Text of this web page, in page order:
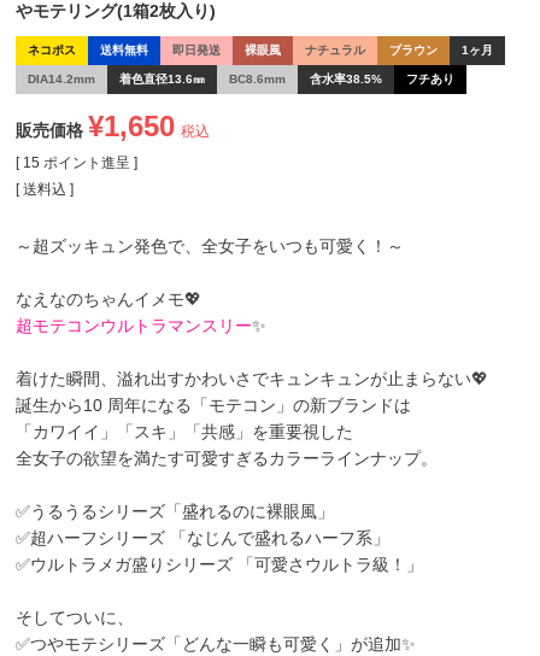
やモテリング(1箱2枚入り)
ネコポス 送料無料 即日発送 裸眼風 ナチュラル ブラウン 1ヶ月
DIA14.2mm 着色直径13.6㎜ BC8.6mm 含水率38.5% フチあり
販売価格 ¥1,650 税込
[ 15 ポイント進呈 ]
送料込
～超ズッキュン発色で、全女子をいつも可愛く！～
なえなのちゃんイメモ💖
超モテコンウルトラマンスリー✨
着けた瞬間、溢れ出すかわいさでキュンキュンが止まらない💖
誕生から10 周年になる「モテコン」の新ブランドは
「カワイイ」「スキ」「共感」を重要視した
全女子の欲望を満たす可愛すぎるカラーラインナップ。
✅うるうるシリーズ「盛れるのに裸眼風」
✅超ハーフシリーズ 「なじんで盛れるハーフ系」
✅ウルトラメガ盛りシリーズ 「可愛さウルトラ級！」
そしてついに、
✅つやモテシリーズ「どんな一瞬も可愛く」が追加✨